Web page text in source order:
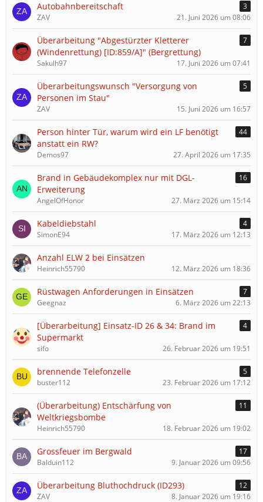
Autobahnbereitschaft
3
ZAV
21. Juni 2026 um 08:06
Überarbeitung "Abgestürzter Kletterer
(Windenrettung) [ID:859/A]" (Bergrettung)
7
Sakulh97 17. Juni 2026 um 07:41
Überarbeitungswunsch "Versorgung von
Personen im Stau"
5
ZAV 15. Juni 2026 um 16:57
Person hinter Tür, warum wird ein LF benötigt
anstatt ein RW?
44
Demos97 27. April 2026 um 17:35
Brand in Gebäudekomplex nur mit DGL-
Erweiterung
16
AngelOfHonor 27. März 2026 um 15:14
Kabeldiebstahl
4
SimonE94
17. März 2026 um 12:13
Anzahl ELW 2 bei Einsätzen
Heinrich55790 12. März 2026 um 18:36
Rüstwagen Anforderungen in Einsätzen
7
Geegnaz
6. März 2026 um 22:13
[Überarbeitung] Einsatz-ID 26 & 34: Brand im
Supermarkt
4
sifo 26. Februar 2026 um 19:51
brennende Telefonzelle
5
buster112
23. Februar 2026 um 17:12
(Überarbeitung) Entschärfung von
Weltkriegsbombe
11
Heinrich55790 18. Februar 2026 um 19:02
Grossfeuer im Bergwald
17
Balduin112
9. Januar 2026 um 09:56
Überarbeitung Bluthochdruck (ID293)
12
ZAV
8. Januar 2026 um 19:16